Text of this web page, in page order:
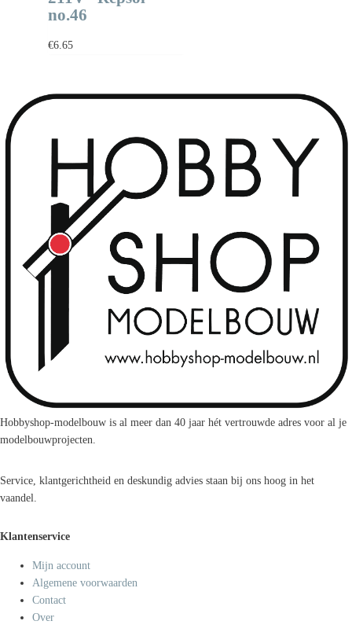
no.46
€6.65
Hobbyshop-modelbouw is al meer dan 40 jaar hét vertrouwde adres voor al je
modelbouwprojecten.
Service, klantgerichtheid en deskundig advies staan bij ons hoog in het
vaandel.
Klantenservice
Mijn account
Algemene voorwaarden
Contact
Over